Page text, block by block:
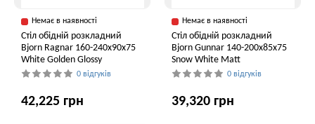
Немає в наявності
Стіл обідній розкладний
Bjorn Ragnar 160-240х90х75
White Golden Glossy
0 відгуків
42,225 грн
Немає в наявності
Стіл обідній розкладний
Bjorn Gunnar 140-200х85х75
Snow White Matt
0 відгуків
39,320 грн